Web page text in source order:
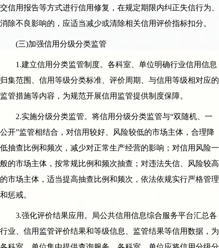
交信用报告等方式进行信用修复，在规定期限内纠正失信行为、
消除不良影响的，应适当减少或清除相关信用评价指标扣分。
(三)加强信用分级分类监管
1.建立信用分类监管制度。各科室、单位明确行业信用信息
归集范围、信用等级分类标准、评价周期、与信用等级相对应的
监管措施等内容，为规范开展信用监管提供制度保障。
2.实施分级分类监管。将信用分级分类监管与“双随机、一
公开”监管相结合，对信用较好、风险较低的市场主体，合理降
低抽查比例和频次，减少对正常生产经营的影响；对信用风险一
般的市场主体，按常规比例和频次抽查；对违法失信、风险较高
的市场主体，适当提高抽查比例和频次，依法依规实行严格管理
和惩戒。
3.强化评价结果应用。局公共信用信息综合服务平台汇总各
行业、信用监管评价结果和等级信息、监管结果等信用数据，为